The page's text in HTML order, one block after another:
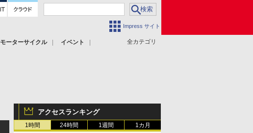
Impress サイト
全カテゴリ
モーターサイクル
イベント
アクセスランキング
1時間 24時間 1週間 1カ月